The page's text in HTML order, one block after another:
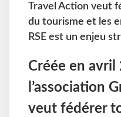
Travel Action veut
du tourisme et les
RSE est un enjeu
Créée en avril
l’association
veut fédérer